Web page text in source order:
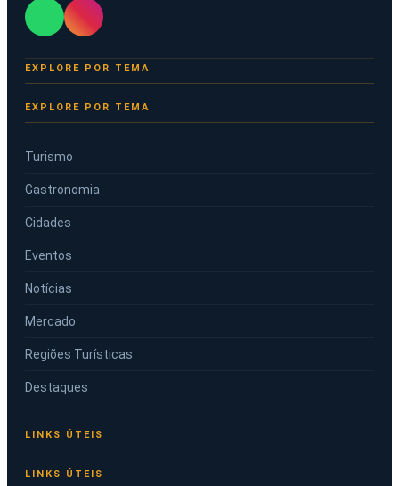
EXPLORE POR TEMA
Turismo
Gastronomia
Cidades
Eventos
Notícias
Mercado
Regiões Turísticas
Destaques
LINKS ÚTEIS